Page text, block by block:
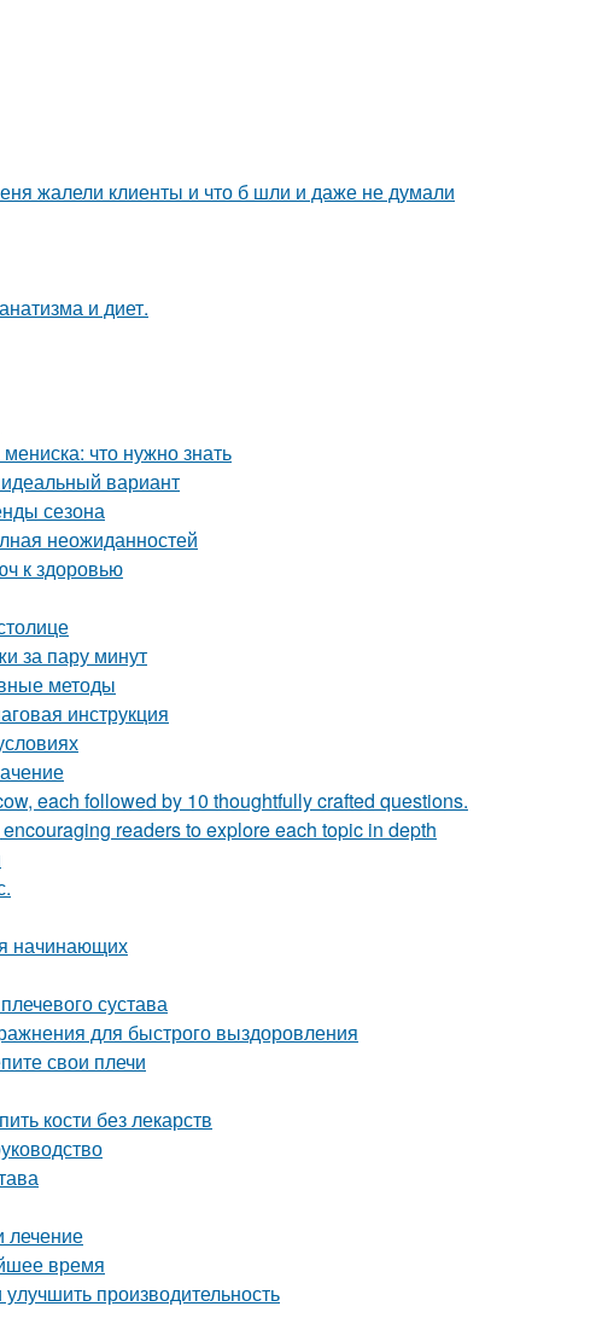
жалели клиенты и что б шли и даже не думали
и диет.
что нужно знать
вариант
сезона
неожиданностей
к здоровью
за пару минут
методы
инструкция
each followed by 10 thoughtfully crafted questions.
readers to explore each topic in depth
начинающих
сустава
для быстрого выздоровления
свои плечи
кости без лекарств
лечение
время
производительность